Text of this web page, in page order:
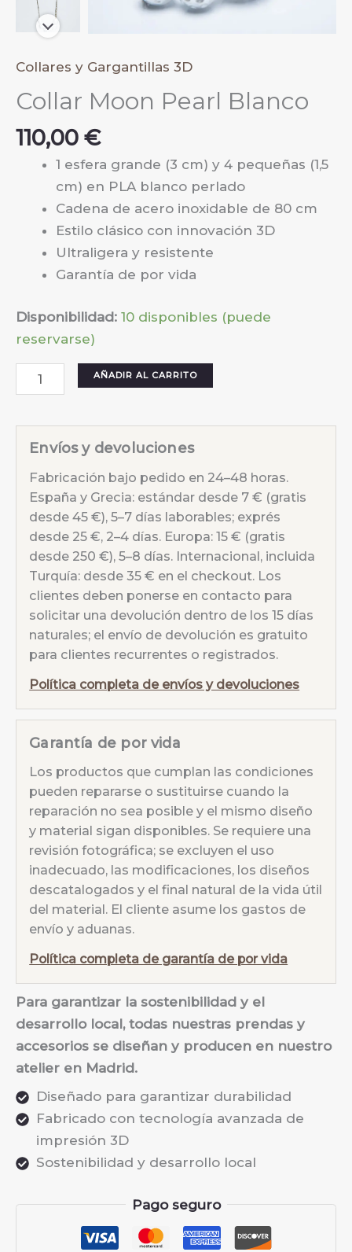
Collares y Gargantillas 3D
Collar Moon Pearl Blanco
110,00 €
1 esfera grande (3 cm) y 4 pequeñas (1,5
cm) en PLA blanco perlado
Cadena de acero inoxidable de 80 cm
Estilo clásico con innovación 3D
Ultraligera y resistente
Garantía de por vida
Disponibilidad: 10 disponibles (puede
reservarse)
Collar
Moon
Blanco
AÑADIR AL CARRITO
Envíos y devoluciones
Fabricación bajo pedido en 24–48 horas.
España y Grecia: estándar desde 7 € (gratis
desde 45 €), 5–7 días laborables; exprés
desde 25 €, 2–4 días. Europa: 15 € (gratis
desde 250 €), 5–8 días. Internacional, incluida
Turquía: desde 35 € en el checkout. Los
clientes deben ponerse en contacto para
solicitar una devolución dentro de los 15 días
naturales; el envío de devolución es gratuito
para clientes recurrentes o registrados.
Política completa de envíos y devoluciones
Garantía de por vida
Los productos que cumplan las condiciones
pueden repararse o sustituirse cuando la
reparación no sea posible y el mismo diseño
y material sigan disponibles. Se requiere una
revisión fotográfica; se excluyen el uso
inadecuado, las modificaciones, los diseños
descatalogados y el final natural de la vida útil
del material. El cliente asume los gastos de
envío y aduanas.
Política completa de garantía de por vida
Para garantizar la sostenibilidad y el
desarrollo local, todas nuestras prendas y
accesorios se diseñan y producen en nuestro
atelier en Madrid.
Diseñado para garantizar durabilidad
Fabricado con tecnología avanzada de
impresión 3D
Sostenibilidad y desarrollo local
Pago seguro